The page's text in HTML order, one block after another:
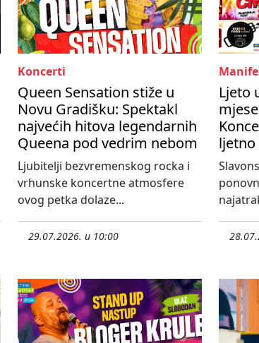
Koncerti
Queen Sensation stiže u
Novu Gradišku: Spektakl
najvećih hitova legendarnih
Queena pod vedrim nebom
Ljubitelji bezvremenskog rocka i
vrhunske koncertne atmosfere
ovog petka dolaze...
29.07.2026. u 10:00
Ljeto
ljetno